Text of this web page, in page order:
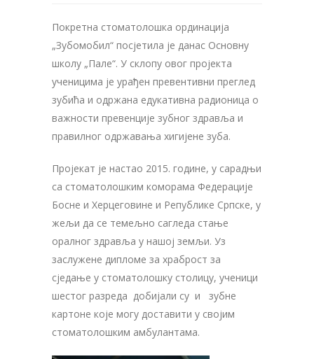
Покретна стоматолошка ординација
„Зубомобил“ посјетила је данас Основну
школу „Пале“. У склопу овог пројекта
ученицима је урађен превентивни преглед
зубића и одржана едукативна радионица о
важности превенције зубног здравља и
правилног одржавања хигијене зуба.
Пројекат је настао 2015. године, у сарадњи
са стоматолошким коморама Федерације
Босне и Херцеговине и Републике Српске, у
жељи да се темељно сагледа стање
оралног здравља у нашој земљи. Уз
заслужене дипломе за храброст за
сједање у стоматолошку столицу, ученици
шестог разреда добијали су и зубне
картоне које могу доставити у својим
стоматолошким амбулантама.